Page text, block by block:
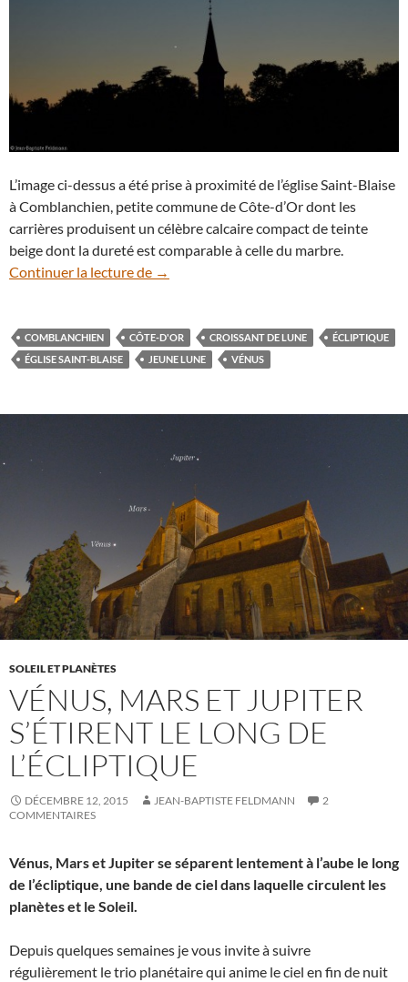
L’image ci-dessus a été prise à proximité de l’église Saint-Blaise
à Comblanchien, petite commune de Côte-d’Or dont les
carrières produisent un célèbre calcaire compact de teinte
beige dont la dureté est comparable à celle du marbre.
Continuer la lecture de
3 octobre : la Lune et Vénus se
→
COMBLANCHIEN CÔTE-D'OR CROISSANT DE LUNE
ÉCLIPTIQUE
ÉGLISE SAINT-BLAISE
JEUNE LUNE VÉNUS
SOLEIL ET PLANÈTES
VÉNUS, MARS ET JUPITER
S’ÉTIRENT LE LONG DE
L’ÉCLIPTIQUE
DÉCEMBRE 12, 2015 JEAN-BAPTISTE FELDMANN
2
COMMENTAIRES
Vénus, Mars et Jupiter se séparent lentement à l’aube le long
de l’écliptique, une bande de ciel dans laquelle circulent les
planètes et le Soleil.
Depuis quelques semaines je vous invite à suivre
régulièrement le trio planétaire qui anime le ciel en fin de nuit